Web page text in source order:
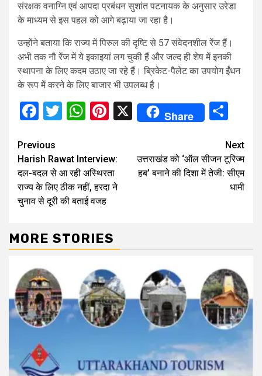
संरक्षक वनाग्नि एवं आपदा प्रबंधन सुशांत पटनायक के अनुसार उरेडा
के माध्यम से इस पहल को आगे बढ़ाया जा रहा है।
उन्होंने बताया कि राज्य में पिरुल की दृष्टि से 57 संवेदनशील रेंज हैं।
अभी तक नौ रेंज में ये इकाइयां लग चुकी हैं और जल्द ही शेष में इनकी
स्थापना के लिए कदम उठाए जा रहे हैं। ब्रिकेट-पैलेट का उपयोग ईंधन
के रूप में करने के लिए बाजार भी उपलब्ध है।
Facebook
Twitter
WhatsApp
Pinterest
X Share
Continue
Reading
Previous
Harish Rawat Interview:
दल-बदल से आ रही अस्थिरता
राज्य के लिए ठीक नहीं, हरदा ने
चुनाव से दूरी की बताई वजह
Next
उत्तराखंड को ‘ऑल सीजन टूरिज्म
हब’ बनाने की दिशा में तेजी: सीएम
धामी
MORE STORIES